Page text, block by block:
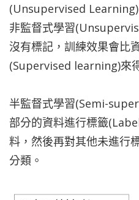
(Unsupervised Learning)
非監督式學習
沒有標記，訓練效果會比
(Supervised learning)來
半監督式學習(Semi-
部分的資料進行標籤
料，然後再對其他未進行
分類。